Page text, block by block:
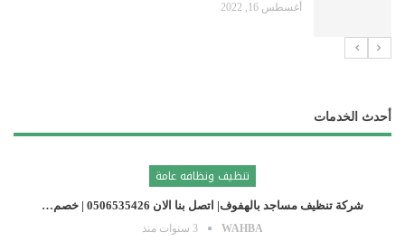
أغسطس 16, 2022
أحدث الخدمات
تنظيف ونظافه عامة
شركة تنظيف مساجد بالهفوف| اتصل بنا الان 0506535426 | خصم…
WAHBA 3 سنوات منذ